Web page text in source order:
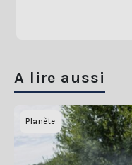
A lire aussi
Planète